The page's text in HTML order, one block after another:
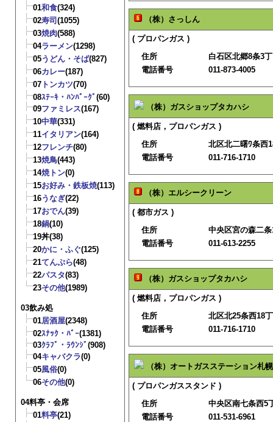
01和食(324)
02寿司(1055)
03焼肉(588)
04ラーメン(1298)
05うどん・そば(827)
06カレー(187)
07 トンカツ(70)
08ｽﾃｰｷ・ﾊﾝﾊﾞｰｸﾞ(60)
09ファミレス(167)
10中華(331)
11イタリアン(164)
12フレンチ(80)
13焼鳥(443)
14焼トン(0)
15お好み・鉄板焼(113)
16うなぎ(22)
17おでん(39)
18鍋(10)
19丼(38)
20かに・ふぐ(125)
21てんぷら(48)
22パスタ(83)
23その他(1989)
03飲み処
01居酒屋(2348)
02ｽﾅｯｸ・ﾊﾞｰ(1381)
03ｸﾗﾌﾞ・ﾗｳﾝｼﾞ(908)
04キャバクラ(0)
05風俗(0)
06その他(0)
04料亭・会席
01料亭(21)
（株）さっしん
( プロパンガス )
住所
白石区北郷8条3
電話番号
011-873-4005
（株）ガスショップタカハシ
( 燃料店，プロパンガス )
住所
北区北二曙ﾜ条西
電話番号
011-716-1710
（株）エルシークリーン
( 都市ガス )
住所
中央区宮の森二
電話番号
011-613-2255
（株）ガスショップタカハシ
( 燃料店，プロパンガス )
住所
北区北25条西18
電話番号
011-716-1710
（株）オートガスステーション札幌
( プロパンガススタンド )
住所
中央区南七条西5
電話番号
011-531-6961